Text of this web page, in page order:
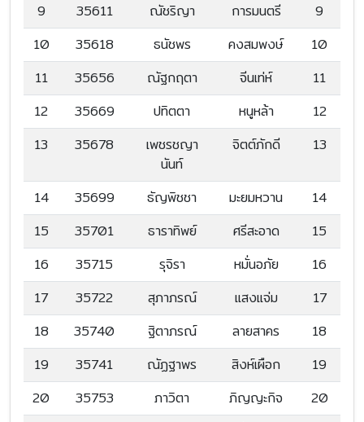
9
35611 ณัชริญา การมนตรี
9
10
35618 ธนัชพร คงสมพงษ์
10
11
35656 ณัฐกฤตา จีนเท่ห์
11
12
35669 ปทิตตา หนูหล้า
12
13
35678
เพชรชญา
นันท์
จิตต์ภักดี 13
14 35699 ธัญพิชชา มะยมหวาน
14
15
35701 ธาราทิพย์ ศรีสะอาด
15
16
35715 รุจิรา หมั่นอภัย
16
17
35722 สุภาภรณ์ แสงแจ่ม
17
18
35740 ฐิตาภรณ์ ลายสาคร
18
19
35741 ณัฏฐาพร สิงห์เผือก
19
20
35753 ภาวิตา ภิญญะกิจ
20